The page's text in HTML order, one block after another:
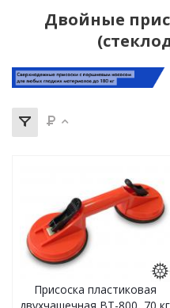
Двойные
Присоска пластиковая